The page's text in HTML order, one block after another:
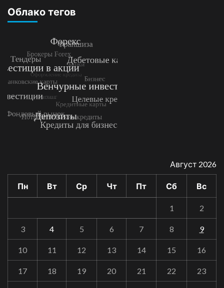
Облако тегов
Август 2026
Пн Вт Ср Чт Пт Сб Вс
1 2
3 4 5 6 7 8 9
10 11 12 13 14 15 16
17 18 19 20 21 22 23